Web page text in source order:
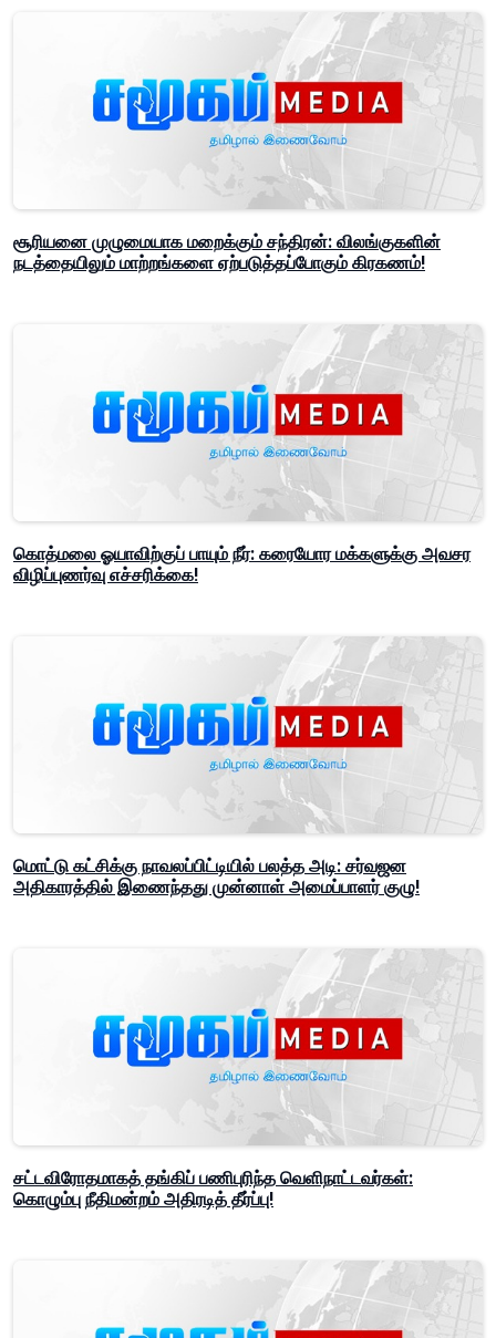
சூரியனை முழுமையாக மறைக்கும் சந்திரன்: விலங்குகளின்
நடத்தையிலும் மாற்றங்களை ஏற்படுத்தப்போகும் கிரகணம்!
கொத்மலை ஓயாவிற்குப் பாயும் நீர்: கரையோர மக்களுக்கு அவசர
விழிப்புணர்வு எச்சரிக்கை!
மொட்டு கட்சிக்கு நாவலப்பிட்டியில் பலத்த அடி: சர்வஜன
அதிகாரத்தில் இணைந்தது முன்னாள் அமைப்பாளர் குழு!
சட்டவிரோதமாகத் தங்கிப் பணிபுரிந்த வெளிநாட்டவர்கள்:
கொழும்பு நீதிமன்றம் அதிரடித் தீர்ப்பு!